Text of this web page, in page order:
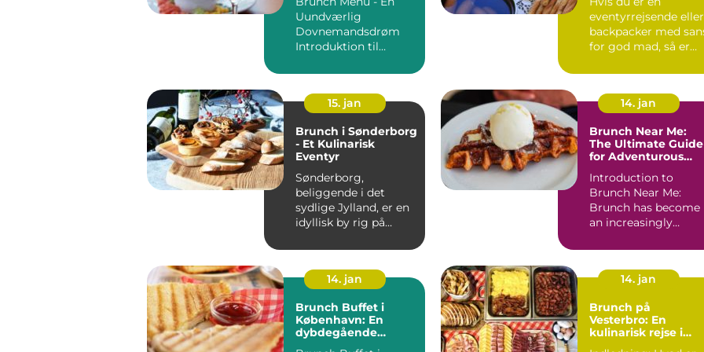
Uundværlig
Dovnemandsdrøm
Introduktion til
eventyrrejsende eller
backpacker med
for god mad, så er
must-...
15. jan
Brunch i Sønderborg
- Et Kulinarisk
Eventyr
Sønderborg,
beliggende i det
sydlige Jylland, er en
idyllisk by rig på
Byen byde...
14. jan
Brunch Near Me:
The Ultimate Guide
for Adventurous
Introduction to
Brunch Near Me:
Brunch has become
an increasingly
meal, especia...
14. jan
Brunch Buffet i
København: En
dybdegående
14. jan
Brunch på
Vesterbro: En
kulinarisk rejse i